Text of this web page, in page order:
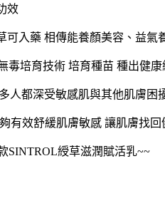
效
可入藥 相傳能養顏美容、益氣
毒培育技術 培育種苗 種出健康
人都深受敏感肌與其他肌膚困
有效舒緩肌膚敏感 讓肌膚找回
SINTROL綬草滋潤賦活乳~~